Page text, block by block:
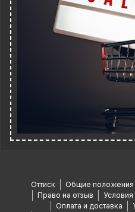
Оттиск Общие положения
Право на отзыв
Условия
Оплата и доставка